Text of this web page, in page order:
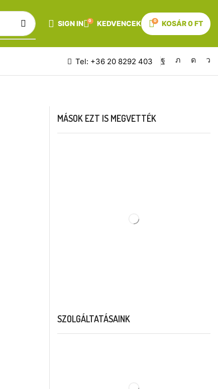
SIGN IN 0 KEDVENCEK 0 KOSÁR0FT
Tel: +36 20 8292 403
MÁSOK EZT IS MEGVETTÉK
SZOLGÁLTATÁSAINK